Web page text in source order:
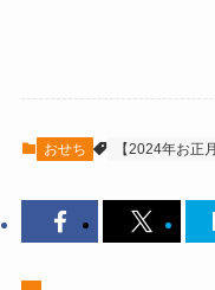
おせち 【2024年お正